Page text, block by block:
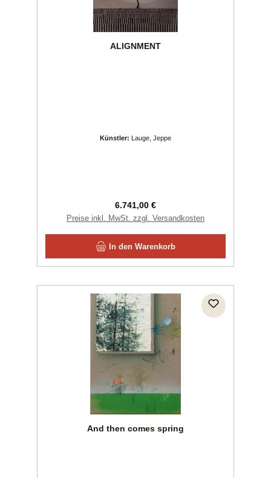
ALIGNMENT
Künstler: Lauge, Jeppe
Regulärer Preis:
6.741,00 €
Preise inkl. MwSt. zzgl. Versandkosten
In den Warenkorb
And then comes spring